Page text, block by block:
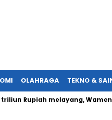
OLAHRAGA TEKNO &
melayang, Wamenaker